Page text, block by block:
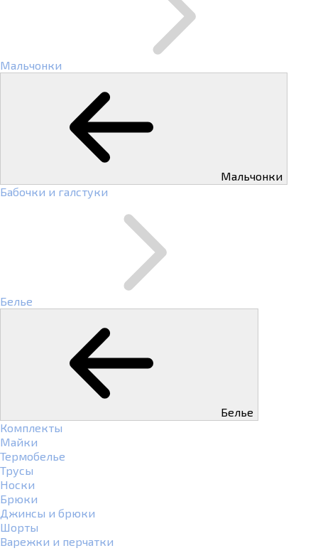
Мальчонки
Мальчонки
Бабочки и галстуки
Белье
Белье
Комплекты
Майки
Термобелье
Трусы
Носки
Брюки
Джинсы и брюки
Шорты
Варежки и перчатки